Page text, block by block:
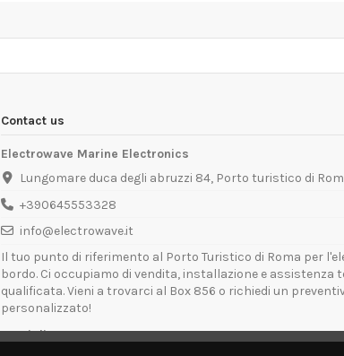
Contact us
Electrowave Marine Electronics
Lungomare duca degli abruzzi 84, Porto turistico di
+390645553328
info@electrowave.it
Il tuo punto di riferimento al Porto Turistico di Roma per
bordo. Ci occupiamo di vendita, installazione e assistenza
qualificata. Vieni a trovarci al Box 856 o richiedi un
personalizzato!
Orari di Apertura: